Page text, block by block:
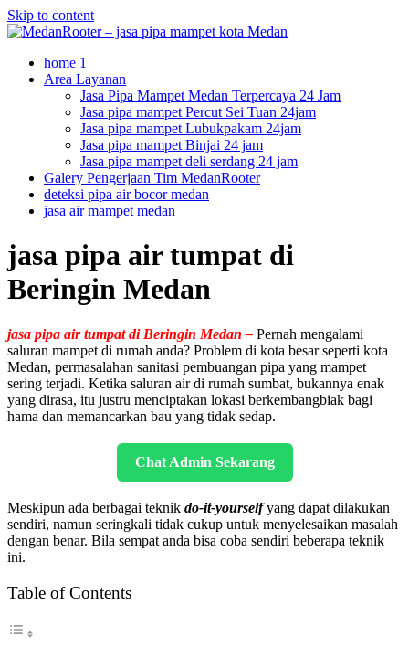
Skip to content
home 1
Area Layanan
Jasa Pipa Mampet Medan Terpercaya 24 Jam
Jasa pipa mampet Percut Sei Tuan 24jam
Jasa pipa mampet Lubukpakam 24jam
Jasa pipa mampet Binjai 24 jam
Jasa pipa mampet deli serdang 24 jam
Galery Pengerjaan Tim MedanRooter
deteksi pipa air bocor medan
jasa air mampet medan
jasa pipa air tumpat di
Beringin Medan
jasa pipa air tumpat di Beringin Medan – Pernah mengalami
saluran mampet di rumah anda? Problem di kota besar seperti kota
Medan, permasalahan sanitasi pembuangan pipa yang mampet
sering terjadi. Ketika saluran air di rumah sumbat, bukannya enak
yang dirasa, itu justru menciptakan lokasi berkembangbiak bagi
hama dan memancarkan bau yang tidak sedap.
Chat Admin Sekarang
Meskipun ada berbagai teknik do-it-yourselfyang dapat dilakukan
sendiri, namun seringkali tidak cukup untuk menyelesaikan masalah
dengan benar. Bila sempat anda bisa coba sendiri beberapa teknik
ini.
Table of Contents